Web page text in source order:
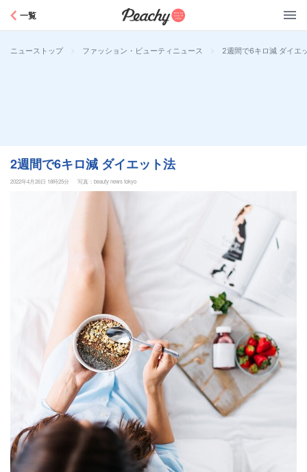
一覧
ニューストップ > ファッション・ビューティニュース > 2週間で6キロ減 ダイエ
2週間で6キロ減 ダイエット法
2022年4月26日 18時25分 写真：beauty news tokyo